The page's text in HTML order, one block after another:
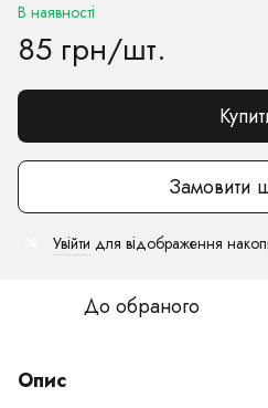
В наявності
85 грн/шт.
Замовити
Увійти для відображення
До обраного
Опис